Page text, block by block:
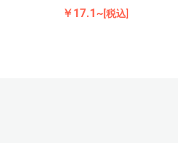
￥17.1~[税込]